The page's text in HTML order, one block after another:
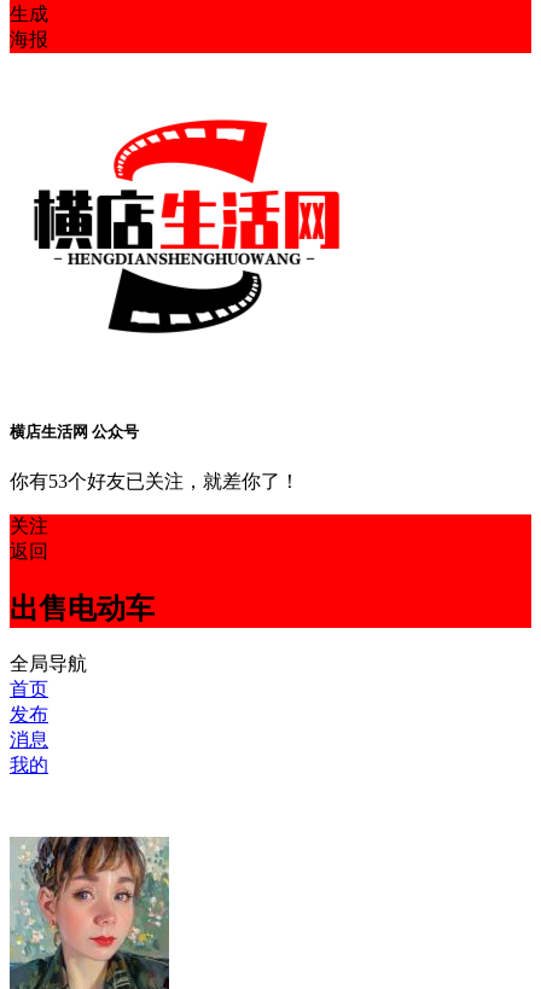
生成
海报
横店生活网 公众号
你有53个好友已关注，就差你了！
关注
返回
出售电动车
全局导航
首页
发布
消息
我的